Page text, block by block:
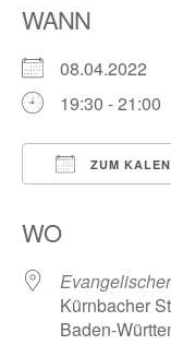
WANN
08.04.2022
19:30 - 21:00
ZUM
WO
Kürnbacher
Baden-